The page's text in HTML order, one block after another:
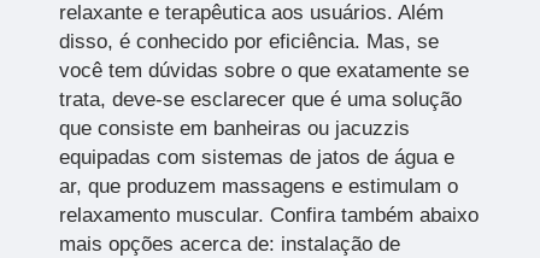
relaxante e terapêutica aos usuários. Além
disso, é conhecido por eficiência. Mas, se
você tem dúvidas sobre o que exatamente se
trata, deve-se esclarecer que é uma solução
que consiste em banheiras ou jacuzzis
equipadas com sistemas de jatos de água e
ar, que produzem massagens e estimulam o
relaxamento muscular. Confira também abaixo
mais opções acerca de: instalação de